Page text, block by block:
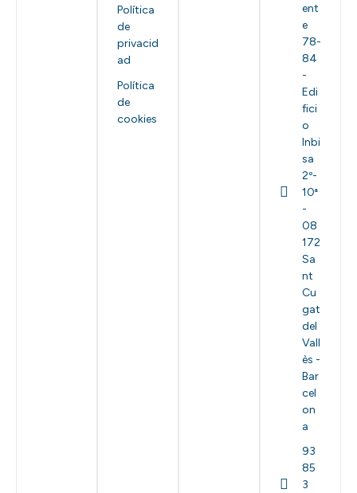
Política
de
privacid
ad
Política
de
cookies
ent
e
78-
84
-
Edi
fici
o
Inbi
sa
2º-
10ª
-
08
172
Sa
nt
Cu
gat
del
Vall
ès -
Bar
cel
on
a
93
85
3